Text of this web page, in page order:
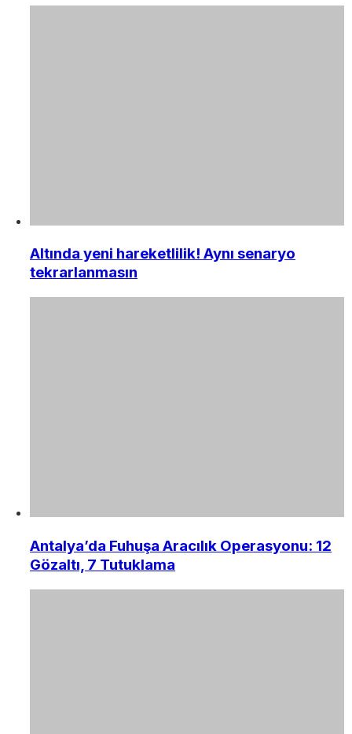
Altında yeni hareketlilik! Aynı senaryo
tekrarlanmasın
Antalya’da Fuhuşa Aracılık Operasyonu: 12
Gözaltı, 7 Tutuklama